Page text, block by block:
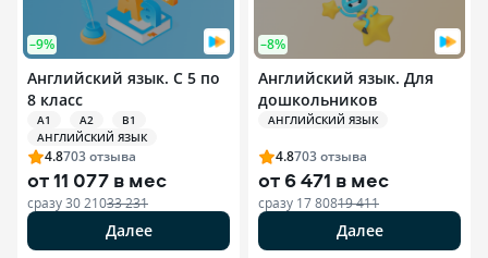
–9%
Английский язык. С 5 по
8 класс
A1 A2
B1
АНГЛИЙСКИЙ ЯЗЫК
4.8703отзыва
от11 077 в мес
сразу30 21033 231
Далее
–8%
Английский язык. Для
дошкольников
АНГЛИЙСКИЙ ЯЗЫК
4.8703отзыва
от 6 471 в мес
сразу 17 80819 411
Далее